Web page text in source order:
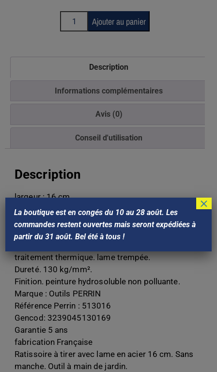
Ajouter au panier
Description
Informations complémentaires
Avis (0)
Conseil d'utilisation
Description
largeur : 16 cm.
Poids : 0,35Kg.
matière. acier xc 75.
fabrication. douille soudée.
traitement thermique. lame trempée.
Dureté. 130 kg/mm².
Finition. peinture hydrosoluble non polluante.
Marque : Outils PERRIN
Référence Perrin : 513016
Gencod: 3239045130169
Garantie 5 ans
fabrication Française
Ratissoire à tirer avec lame en acier 16 cm. Sans
manche. Outil à main de jardin.
La boutique est en congés du 10 au 28 août. Les
commandes restent ouvertes mais seront expédiées à
partir du 31 août. Bel été à tous !
×